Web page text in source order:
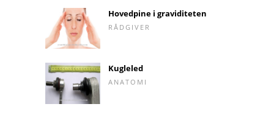
Hovedpine i graviditeten
RÅDGIVER
Kugleled
ANATOMI